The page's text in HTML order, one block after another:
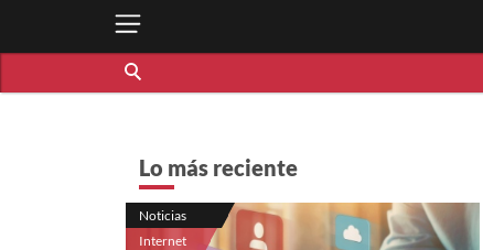
Lo más reciente
Noticias
Internet